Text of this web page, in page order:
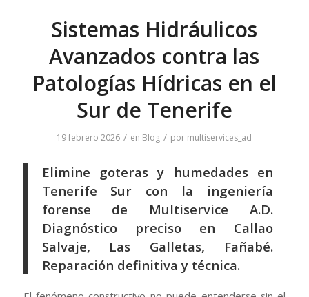
Sistemas Hidráulicos
Avanzados contra las
Patologías Hídricas en el
Sur de Tenerife
19 febrero 2026 / en Blog / por multiservices_ad
Elimine goteras y humedades en
Tenerife Sur con la ingeniería
forense de Multiservice A.D.
Diagnóstico preciso en Callao
Salvaje, Las Galletas, Fañabé.
Reparación definitiva y técnica.